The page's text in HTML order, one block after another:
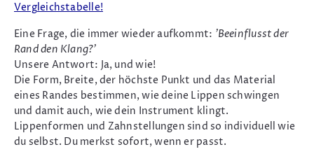
Vergleichstabelle!
Eine Frage, die immer wieder aufkommt: 'Beeinflusst der
Rand den Klang?'
Unsere Antwort: Ja, und wie!
Die Form, Breite, der höchste Punkt und das Material
eines Randes bestimmen, wie deine Lippen schwingen
und damit auch, wie dein Instrument klingt.
Lippenformen und Zahnstellungen sind so individuell wie
du selbst. Du merkst sofort, wenn er passt.